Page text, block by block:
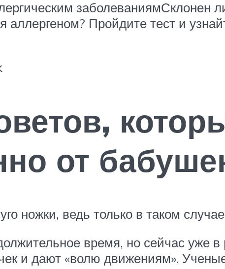
заболеваниямСклонен
Пройдите тест и
от
ножки, ведь только в таком
время, но сейчас уже в
и дают «волю движениям».